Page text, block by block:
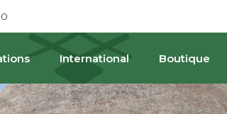
International Boutique